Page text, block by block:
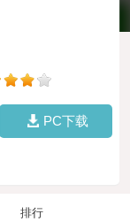
PC下载
排行